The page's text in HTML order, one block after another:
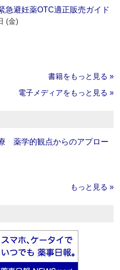
急避妊薬OTC適正販売ガイド
(金)
書籍をもっと見る »
電子メディアをもっと見る »
薬学的観点からのアプロー
もっと見る »